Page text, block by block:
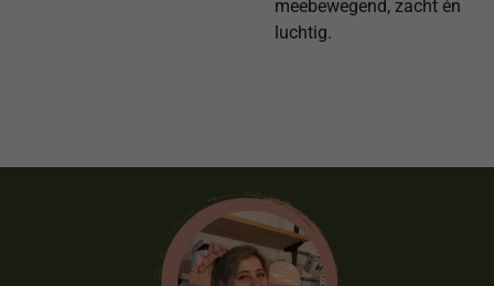
meebewegend, zacht én
luchtig.